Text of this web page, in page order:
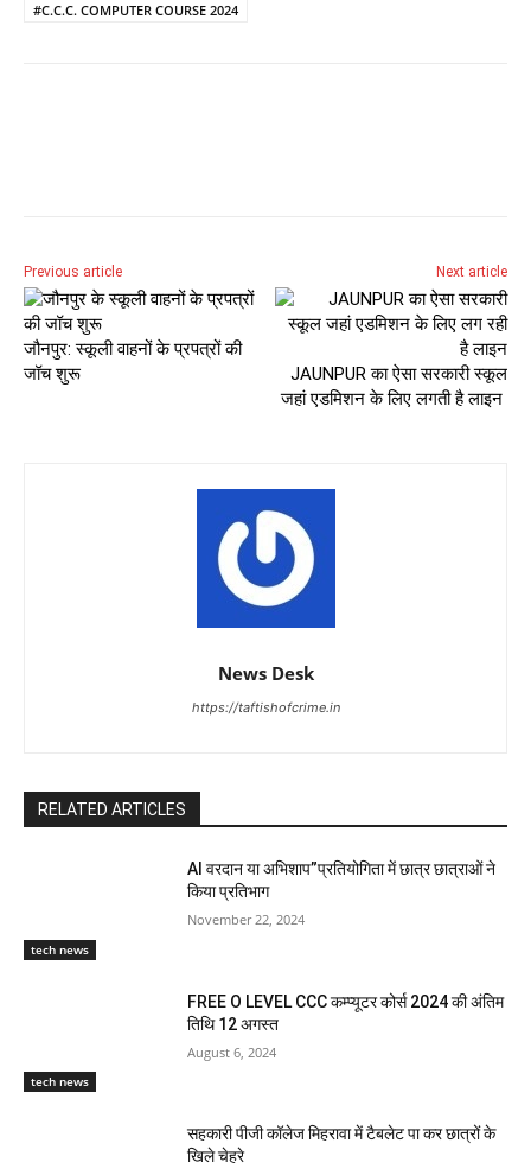
#C.C.C. COMPUTER COURSE 2024
Previous article
जौनपुर: स्कूली वाहनों के प्रपत्रों की
जॉच शुरू
Next article
JAUNPUR का ऐसा सरकारी स्कूल
जहां एडमिशन के लिए लगती है लाइन
News Desk
https://taftishofcrime.in
RELATED ARTICLES
tech news
AI वरदान या अभिशाप”प्रतियोगिता में छात्र छात्राओं ने
किया प्रतिभाग
November 22, 2024
tech news
FREE O LEVEL CCC कम्प्यूटर कोर्स 2024 की अंतिम
तिथि 12 अगस्त
August 6, 2024
सहकारी पीजी कॉलेज मिहरावा में टैबलेट पा कर छात्रों के
खिले चेहरे